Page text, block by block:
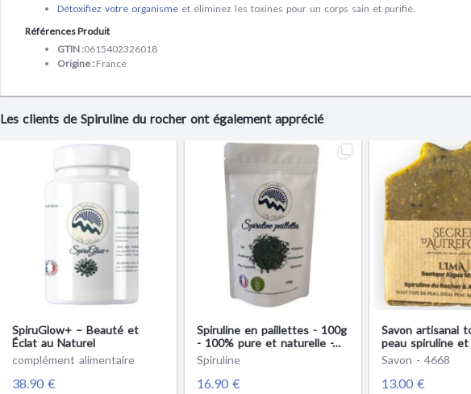
Détoxifiez votre organisme et éliminez les toxines pour un corps sain et purifié.
Références Produit
GTIN :0615402326018
Origine : France
Les clients de Spiruline du rocher ont également apprécié
SpiruGlow+ – Beauté et
Éclat au Naturel
complément alimentaire
38.90 €
Spiruline en paillettes - 100g
- 100% pure et naturelle -
Producteur français
Spiruline
16.90 €
Savon artisanal
peau spiruline
110g
Savon - 4668
13.00 €